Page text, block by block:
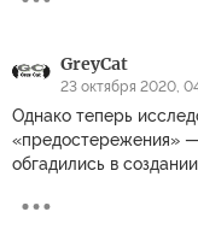
GreyCat
23 октября 2020,
Однако теперь
«предостережения»
обгадились в